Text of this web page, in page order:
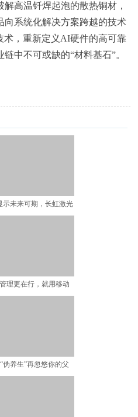
高温钎焊起泡的散热铜材，
系统化解决方案跨越的技术
，重新定义AI硬件的高可靠
中不可或缺的“材料基石”。
示未来可期，长虹激光
理更在行，就用移动
伪养生”再忽悠你的父